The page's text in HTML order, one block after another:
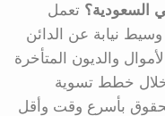
تعمل
نيابة عن الدائن
والديون المتأخرة
خلال خطط تسوية
بأسرع وقت وأقل